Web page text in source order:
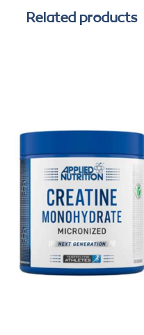
Related products